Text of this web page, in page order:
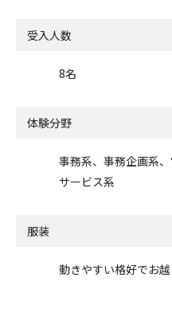
受入人数
8名
体験分野
事務系、事務企画系
サービス系
服装
動きやすい格好でお